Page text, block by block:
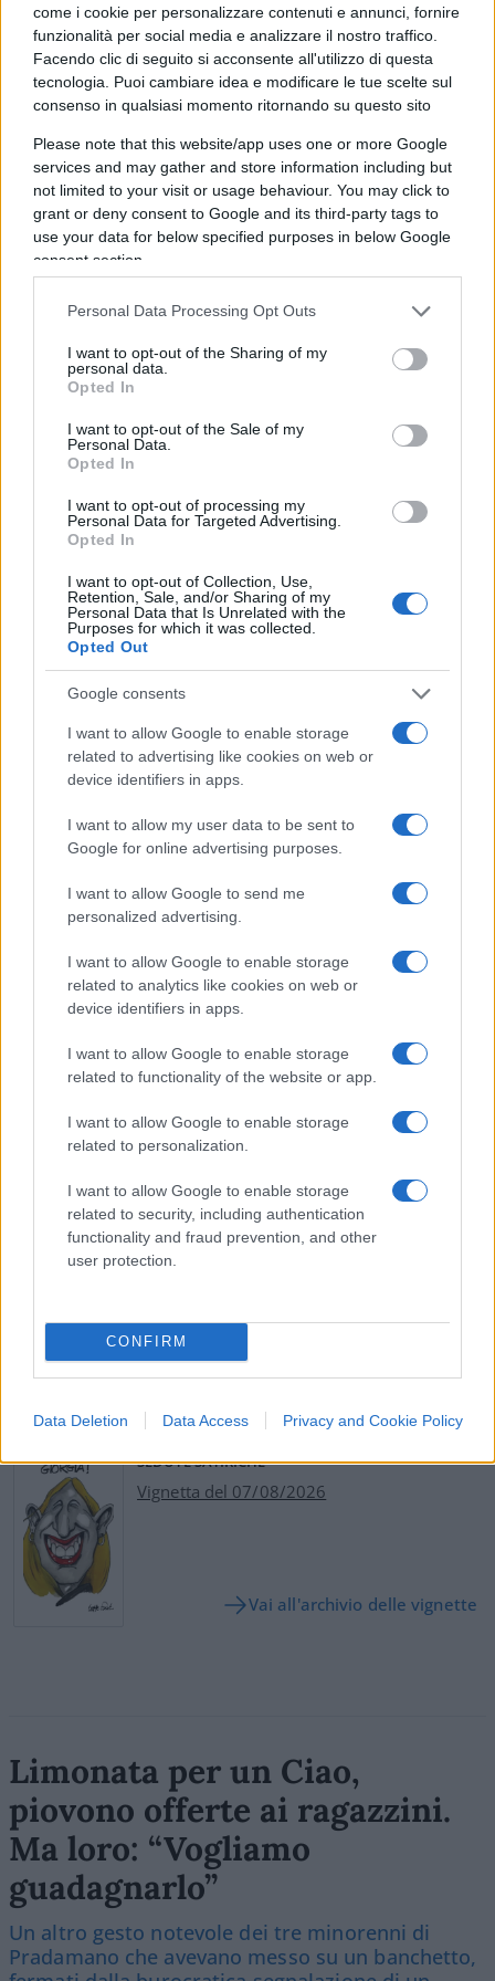
come i cookie per personalizzare contenuti e annunci, fornire
funzionalità per social media e analizzare il nostro traffico.
Facendo clic di seguito si acconsente all'utilizzo di questa
tecnologia. Puoi cambiare idea e modificare le tue scelte sul
consenso in qualsiasi momento ritornando su questo sito
Please note that this website/app uses one or more Google
services and may gather and store information including but
not limited to your visit or usage behaviour. You may click to
grant or deny consent to Google and its third-party tags to
use your data for below specified purposes in below Google
consent section.
Personal Data Processing Opt Outs
I want to opt-out of the Sharing of my
personal data.
Opted In
I want to opt-out of the Sale of my
Personal Data.
Opted In
I want to opt-out of processing my
Personal Data for Targeted Advertising.
Opted In
I want to opt-out of Collection, Use,
Retention, Sale, and/or Sharing of my
Personal Data that Is Unrelated with the
Purposes for which it was collected.
Opted Out
Google consents
I want to allow Google to enable storage
related to advertising like cookies on web or
device identifiers in apps.
I want to allow my user data to be sent to
Google for online advertising purposes.
I want to allow Google to send me
personalized advertising.
I want to allow Google to enable storage
related to analytics like cookies on web or
device identifiers in apps.
I want to allow Google to enable storage
related to functionality of the website or app.
I want to allow Google to enable storage
related to personalization.
I want to allow Google to enable storage
related to security, including authentication
functionality and fraud prevention, and other
user protection.
CONFIRM
Data Deletion Data Access Privacy and Cookie Policy
della Terra così come l’abbiamo conosciuta noi”.
Bene. Forse Giorgia non sa chenel 1863in Italia
l’età mediana dei morti, nella sua quantificazione
“pura”, cioè compresi i decessi infantili, era di 5,55
220mila bambini entro il primo anno di vita per
colpa di malnutrizione, malattie e tanti altri
problemi oggi scomparsi. Nel 1881 l’età media
degli adulti (esclusi quindi gli infanti dipartiti in
culla) era di appena 54 anni. I nostri bisnonni
crepavano per la Spagnola e la Grande Guerra, i
mamma (si può dire?) hanno convissuto con
l’incubo del conflitto atomico che poteva
distruggere il Globo. Se i nostri avi avessero
pensato alle loro reali e giustificate “ansie”
o no al mondo un figlio, di sicuro l’umanità si
sarebbe estinta tempo fa.
Oggi invece possiamo godere di uno smartphone
a testa (pure Giorgia, anche se avere Instagram
inquina), di aria condizionata a gogo, in un anno
realizziamo i viaggi in giro per il mondo che i
nostri antenati neppure in 4 vite, consumiamo,
produciamo, ci laviamo più spesso, abbiamo una
medicina d’avanguardia, mangiamo meglio.
L’aspettativa di vita supera gli 80 anni
dobbiamo all’inquinamento. O meglio, è un
benessere che dal 1900 in poi abbiamo
fonti fossili. Quindi va bene cercare di ridurre
l’impatto sull’ambiente. Va bene fare attenzione a
volete. Ma di fronte alle reali difficoltà del
passato, e a quelle odierne di una parte del
mondo “non sviluppato”, frignare per l’eco-ansia
al Giffoni Film Festival suona davvero patetico.
Giuseppe De Lorenzo, 30 luglio 2023
Leggi i commenti
SEDUTE SATIRICHE
Vignetta del 07/08/2026
Vai all'archivio delle vignette
Limonata per un Ciao,
piovono offerte ai ragazzini.
Ma loro: “Vogliamo
guadagnarlo”
Un altro gesto notevole dei tre minorenni di
Pradamano che avevano messo su un banchetto,